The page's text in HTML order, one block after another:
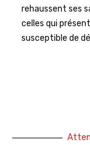
rehaussent ses
celles qui
susceptible de